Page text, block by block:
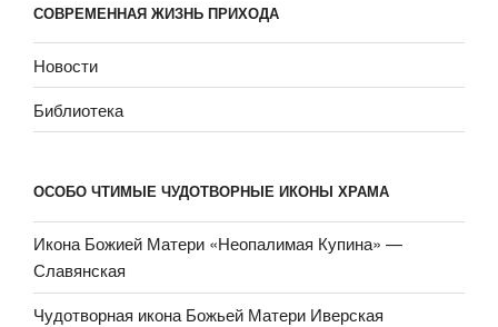
СОВРЕМЕННАЯ ЖИЗНЬ ПРИХОДА
Новости
Библиотека
ОСОБО ЧТИМЫЕ ЧУДОТВОРНЫЕ ИКОНЫ ХРАМА
Икона Божией Матери «Неопали­мая Купина» —
Славянская
Чудотворная икона Божьей Матери Иверская